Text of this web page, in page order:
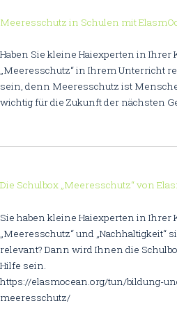
Meeresschutz in Schulen mit
Haben Sie kleine Haiexperten in Ihrer
„Meeresschutz“ in Ihrem Unterricht
sein, denn Meeresschutz ist
wichtig für die Zukunft der nächsten
Die Schulbox „Meeresschutz“ von
Sie haben kleine Haiexperten in Ihrer
„Meeresschutz“ und
relevant? Dann wird Ihnen die
Hilfe sein.
https://elasmocean.org/tun/bildung-
meeresschutz/